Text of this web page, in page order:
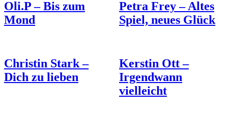
Oli.P – Bis zum
Mond
Petra Frey – Altes
Spiel, neues Glück
Christin Stark –
Dich zu lieben
Kerstin Ott –
Irgendwann
vielleicht